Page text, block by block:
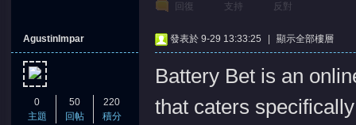
回復 支持 反對
AgustinImpar
0
主題
50
回帖
220
積分
發表於 9-29 13:33:25 顯示全部樓層
Battery Bet is an
that caters